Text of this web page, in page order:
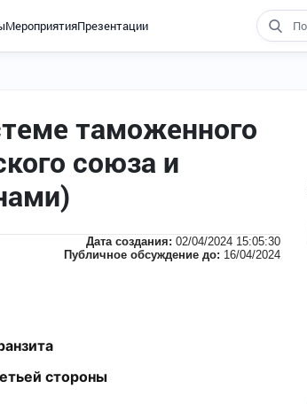
МероприятияПрезентации
таможенного
союза и
Дата создания: 02/04/2024 15:05:30
Публичное обсуждение до: 16/04/2024
стороны